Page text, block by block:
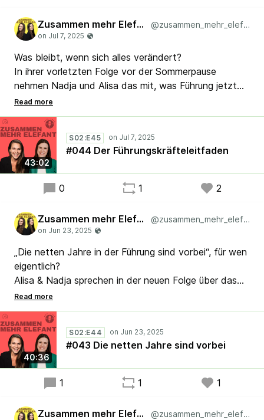
Zusammen mehr Elefant @zusammen_mehr_elefant
Was bleibt, wenn sich alles verändert?
In ihrer vorletzten Folge vor der Sommerpause
nehmen Nadja und Alisa das mit, was Führung jetzt
und in Zukunft wirklich braucht, auch wenn sich
Rahmen, Rollen und Routinen weiter wandeln.
Was hilft beim Navigieren durch stürmische Zeiten?
Welche Prinzipien aus Lean und Agilität geben auch in
Zukunft Richtung und Halt?
#Kaizen #Scrum #Lean #Agile
43:02
S02:E45
#044 Der Führungskräfteleitfaden
0 1 2
Zusammen mehr Elefant @zusammen_mehr_elefant
„Die netten Jahre in der Führung sind vorbei“, für wen
eigentlich?
Alisa & Nadja sprechen in der neuen Folge über das
geforderte Zukunfts-Skillset für Führungskräfte.
Welche Rolle spielt Erfahrung, wenn Führung plötzlich
wieder „durchgreifen“ soll?
#Lean #Agile #Kaizen #Scrum
40:36
S02:E44
#043 Die netten Jahre sind vorbei
1 1 1
Zusammen mehr Elefant @zusammen_mehr_elefant